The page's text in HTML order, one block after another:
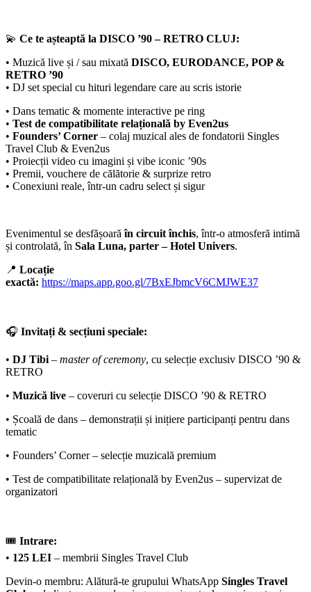
💫 Ce te așteaptă la DISCO ’90 – RETRO CLUJ:
• Muzică live și / sau mixată DISCO, EURODANCE, POP &
RETRO ’90
• DJ set special cu hituri legendare care au scris istorie
• Dans tematic & momente interactive pe ring
• Test de compatibilitate relațională by Even2us
• Founders’ Corner – colaj muzical ales de fondatorii Singles
Travel Club & Even2us
• Proiecții video cu imagini și vibe iconic ’90s
• Premii, vouchere de călătorie & surprize retro
• Conexiuni reale, într-un cadru select și sigur
Evenimentul se desfășoarăîn circuit închis, într-o atmosferă intimă
și controlată, în Sala Luna, parter – Hotel Univers.
📍 Locație
exactă: https://maps.app.goo.gl/7BxEJbmcV6CMJWE37
🎧 Invitați & secțiuni speciale:
• DJ Tibi– master of ceremony, cu selecție exclusiv DISCO ’90 &
RETRO
• Muzică live – coveruri cu selecție DISCO ’90 & RETRO
• Școală de dans – demonstrații și inițiere participanți pentru dans
tematic
• Founders’ Corner – selecție muzicală premium
• Test de compatibilitate relațională by Even2us – supervizat de
organizatori
🎟 Intrare:
• 125 LEI – membrii Singles Travel Club
Devin-o membru: Alătură-te grupului WhatsApp Singles Travel